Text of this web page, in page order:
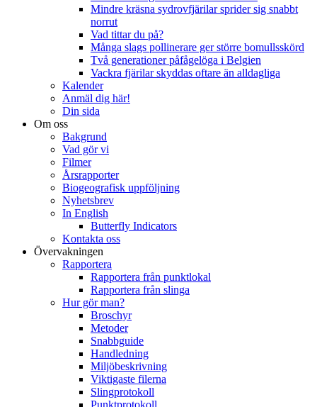
Mindre kräsna sydrovfjärilar sprider sig snabbt
norrut
Vad tittar du på?
Många slags pollinerare ger större bomullsskörd
Två generationer påfågelöga i Belgien
Vackra fjärilar skyddas oftare än alldagliga
Kalender
Anmäl dig här!
Din sida
Om oss
Bakgrund
Vad gör vi
Filmer
Årsrapporter
Biogeografisk uppföljning
Nyhetsbrev
In English
Butterfly Indicators
Kontakta oss
Övervakningen
Rapportera
Rapportera från punktlokal
Rapportera från slinga
Hur gör man?
Broschyr
Metoder
Snabbguide
Handledning
Miljöbeskrivning
Viktigaste filerna
Slingprotokoll
Punktprotokoll